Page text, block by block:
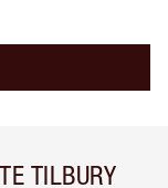
TILBURY